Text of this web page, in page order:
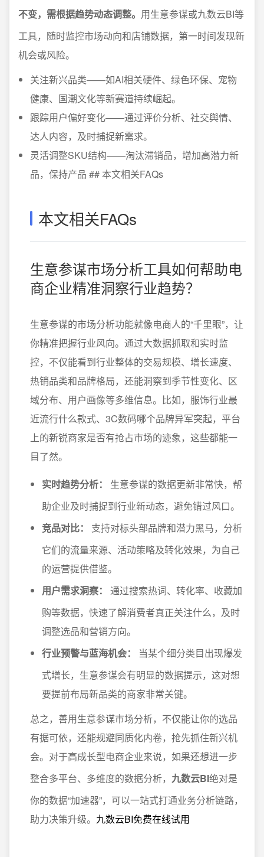
不变，需根据趋势动态调整。 用生意参谋或九数云BI等
工具，随时监控市场动向和店铺数据，第一时间发现新
机会或风险。
关注新兴品类——如AI相关硬件、绿色环保、宠物
健康、国潮文化等新赛道持续崛起。
跟踪用户偏好变化——通过评价分析、社交舆情、
达人内容，及时捕捉新需求。
灵活调整SKU结构——淘汰滞销品，增加高潜力新
品，保持产品 ## 本文相关FAQs
本文相关FAQs
生意参谋市场分析工具如何帮助电
商企业精准洞察行业趋势？
生意参谋的市场分析功能就像电商人的“千里眼”，让
你精准把握行业风向。通过大数据抓取和实时监
控，不仅能看到行业整体的交易规模、增长速度、
热销品类和品牌格局，还能洞察到季节性变化、区
域分布、用户画像等多维信息。比如，服饰行业最
近流行什么款式、3C数码哪个品牌异军突起，平台
上的新锐商家是否有抢占市场的迹象，这些都能一
目了然。
实时趋势分析：
生意参谋的数据更新非常快，帮
助企业及时捕捉到行业新动态，避免错过风口。
竞品对比：
支持对标头部品牌和潜力黑马，分析
它们的流量来源、活动策略及转化效果，为自己
的运营提供借鉴。
用户需求洞察：
通过搜索热词、转化率、收藏加
购等数据，快速了解消费者真正关注什么，及时
调整选品和营销方向。
行业预警与蓝海机会：
当某个细分类目出现爆发
式增长，生意参谋会有明显的数据提示，这对想
要提前布局新品类的商家非常关键。
总之，善用生意参谋市场分析，不仅能让你的选品
有据可依，还能规避同质化内卷，抢先抓住新兴机
会。对于高成长型电商企业来说，如果还想进一步
整合多平台、多维度的数据分析， 九数云BI绝对是
你的数据“加速器”，可以一站式打通业务分析链路，
助力决策升级。 九数云BI免费在线试用